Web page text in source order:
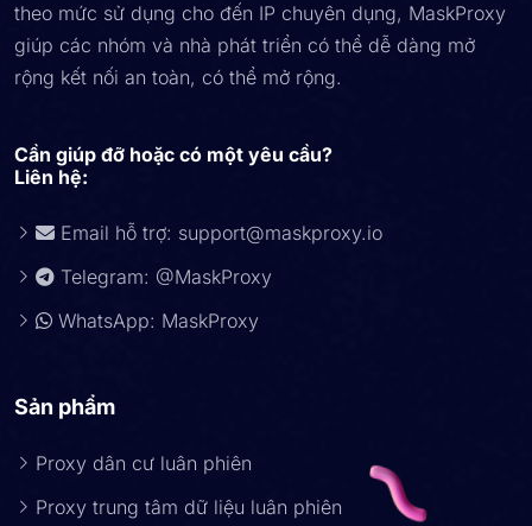
theo mức sử dụng cho đến IP chuyên dụng, MaskProxy
giúp các nhóm và nhà phát triển có thể dễ dàng mở
rộng kết nối an toàn, có thể mở rộng.
Cần giúp đỡ hoặc có một yêu cầu?
Liên hệ:
Email hỗ trợ: support@maskproxy.io
Telegram: @MaskProxy
WhatsApp: MaskProxy
Sản phẩm
Proxy dân cư luân phiên
Proxy trung tâm dữ liệu luân phiên